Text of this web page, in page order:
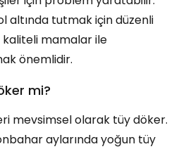
altında tutmak için düzenli
kaliteli mamalar ile
önemlidir.
mi?
mevsimsel olarak tüy döker.
aylarında yoğun tüy